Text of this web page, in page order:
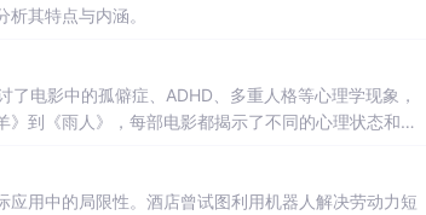
其特点与内涵。
了电影中的孤僻症、ADHD、多重人格等心理学现象，
到《雨人》，每部电影都揭示了不同的心理状态和人
用中的局限性。酒店曾试图利用机器人解决劳动力短